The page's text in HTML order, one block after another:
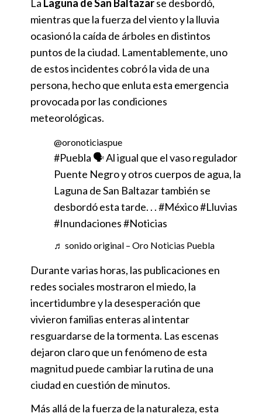
La Laguna de San Baltazarse desbordó,
mientras que la fuerza del viento y la lluvia
ocasionó la caída de árboles en distintos
puntos de la ciudad. Lamentablemente, uno
de estos incidentes cobró la vida de una
persona, hecho que enluta esta emergencia
provocada por las condiciones
meteorológicas.
@oronoticiaspue
#Puebla 🗣️ Al igual que el vaso regulador
Puente Negro y otros cuerpos de agua, la
Laguna de San Baltazar también se
desbordó esta tarde. . . #México #Lluvias
#Inundaciones #Noticias
♬ sonido original – Oro Noticias Puebla
Durante varias horas, las publicaciones en
redes sociales mostraron el miedo, la
incertidumbre y la desesperación que
vivieron familias enteras al intentar
resguardarse de la tormenta. Las escenas
dejaron claro que un fenómeno de esta
magnitud puede cambiar la rutina de una
ciudad en cuestión de minutos.
Más allá de la fuerza de la naturaleza, esta